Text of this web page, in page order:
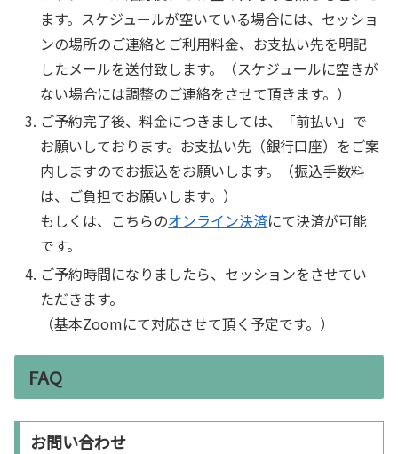
ます。スケジュールが空いている場合には、セッショ
ンの場所のご連絡とご利用料金、お支払い先を明記
したメールを送付致します。（スケジュールに空きが
ない場合には調整のご連絡をさせて頂きます。）
ご予約完了後、料金につきましては、「前払い」で
お願いしております。お支払い先（銀行口座）をご案
内しますのでお振込をお願いします。（振込手数料
は、ご負担でお願いします。）
もしくは、こちらのオンライン決済にて決済が可能
です。
ご予約時間になりましたら、セッションをさせてい
ただきます。
（基本Zoomにて対応させて頂く予定です。）
FAQ
お問い合わせ